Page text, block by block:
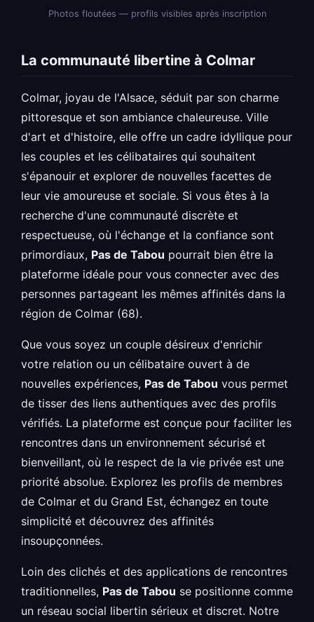
Photos floutées — profils visibles après inscription
La communauté libertine à Colmar
Colmar, joyau de l'Alsace, séduit par son charme
pittoresque et son ambiance chaleureuse. Ville
d'art et d'histoire, elle offre un cadre idyllique pour
les couples et les célibataires qui souhaitent
s'épanouir et explorer de nouvelles facettes de
leur vie amoureuse et sociale. Si vous êtes à la
recherche d'une communauté discrète et
respectueuse, où l'échange et la confiance sont
primordiaux, Pas de Tabou pourrait bien être la
plateforme idéale pour vous connecter avec des
personnes partageant les mêmes affinités dans la
région de Colmar (68).
Que vous soyez un couple désireux d'enrichir
votre relation ou un célibataire ouvert à de
nouvelles expériences, Pas de Tabou vous permet
de tisser des liens authentiques avec des profils
vérifiés. La plateforme est conçue pour faciliter les
rencontres dans un environnement sécurisé et
bienveillant, où le respect de la vie privée est une
priorité absolue. Explorez les profils de membres
de Colmar et du Grand Est, échangez en toute
simplicité et découvrez des affinités
insoupçonnées.
Loin des clichés et des applications de rencontres
traditionnelles, Pas de Tabou se positionne comme
un réseau social libertin sérieux et discret. Notre